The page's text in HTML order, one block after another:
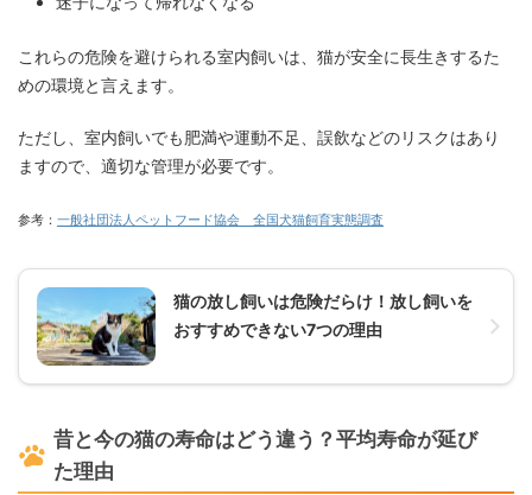
これらの危険を避けられる室内飼いは、猫が安全に長生きするた
めの環境と言えます。
ただし、室内飼いでも肥満や運動不足、誤飲などのリスクはあり
ますので、適切な管理が必要です。
参考： 一般社団法人ペットフード協会 全国犬猫飼育実態調査
猫の放し飼いは危険だらけ！放し飼いを
おすすめできない7つの理由
昔と今の猫の寿命はどう違う？平均寿命が延び
た理由